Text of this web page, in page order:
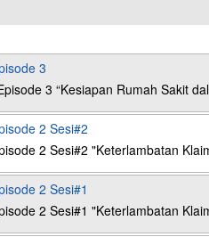
3
3 “Kesiapan Rumah Sakit
2 Sesi#2
2 Sesi#2 "Keterlambatan
2 Sesi#1
2 Sesi#1 "Keterlambatan